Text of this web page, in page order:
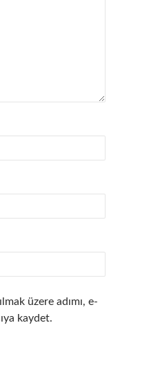
üzere adımı, e-
kaydet.